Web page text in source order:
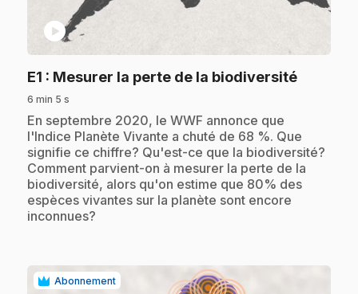
play_circle
E1 : Mesurer la perte de la biodiversité.
6 min 5 s
.En septembre 2020, le WWF annonce que
l'Indice Planète Vivante a chuté de 68 %. Que
signifie ce chiffre? Qu'est-ce que la biodiversité?
Comment parvient-on à mesurer la perte de la
biodiversité, alors qu'on estime que 80% des
espèces vivantes sur la planète sont encore
inconnues?
Abonnement